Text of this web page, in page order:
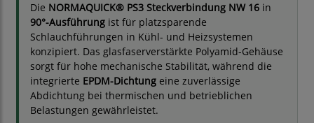
Die NORMAQUICK® PS3 Steckverbindung NW 16 in
90°-Ausführung ist für platzsparende
Schlauchführungen in Kühl- und Heizsystemen
konzipiert. Das glasfaserverstärkte Polyamid-Gehäuse
sorgt für hohe mechanische Stabilität, während die
integrierte EPDM-Dichtung eine zuverlässige
Abdichtung bei thermischen und betrieblichen
Belastungen gewährleistet.